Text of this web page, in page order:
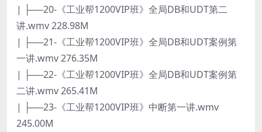
| ├──20-《工业帮1200VIP班》全局DB和UDT第二
讲.wmv 228.98M
| ├──21-《工业帮1200VIP班》全局DB和UDT案例第
一讲.wmv 276.35M
| ├──22-《工业帮1200VIP班》全局DB和UDT案例第
二讲.wmv 265.41M
| ├──23-《工业帮1200VIP班》中断第一讲.wmv
245.00M